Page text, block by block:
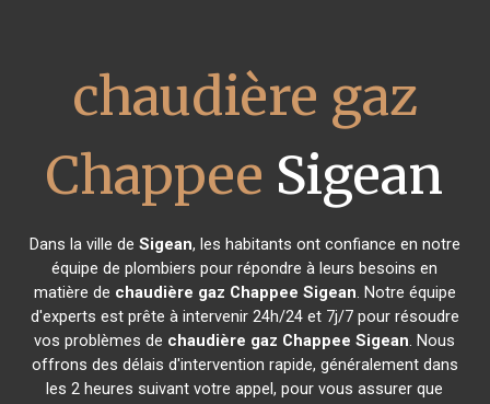
chaudière gaz
Chappee Sigean
Dans la ville de Sigean, les habitants ont confiance en notre
équipe de plombiers pour répondre à leurs besoins en
matière de chaudière gaz Chappee Sigean. Notre équipe
d'experts est prête à intervenir 24h/24 et 7j/7 pour résoudre
vos problèmes de chaudière gaz Chappee Sigean. Nous
offrons des délais d'intervention rapide, généralement dans
les 2 heures suivant votre appel, pour vous assurer que